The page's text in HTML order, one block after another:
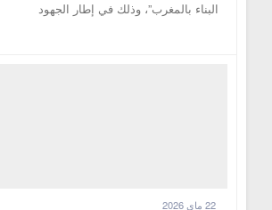
البناء بالمغرب”، وذلك في إطار الجهود